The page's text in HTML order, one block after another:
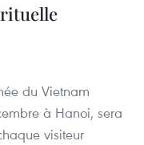
du Vietnam
à Hanoi, sera
visiteur